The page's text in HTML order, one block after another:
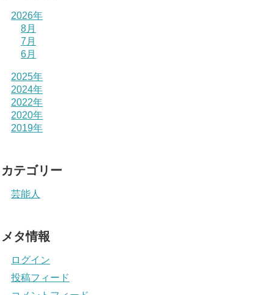
2026年
8月
7月
6月
2025年
2024年
2022年
2020年
2019年
カテゴリー
芸能人
メタ情報
ログイン
投稿フィード